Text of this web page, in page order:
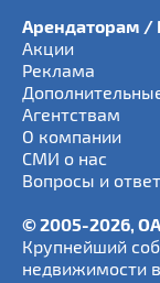
Арендаторам /
Акции
Реклама
Агентствам
О компании
СМИ о нас
Вопросы и
© 2005-2026,
Крупнейший
недвижимости